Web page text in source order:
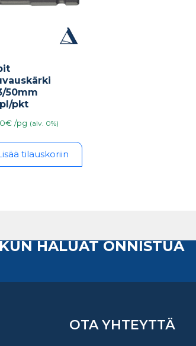
50mm
pkt
/pg (alv. 0%)
tilauskoriin
HALUAT ONNISTUA
OTA YHTEYTTÄ